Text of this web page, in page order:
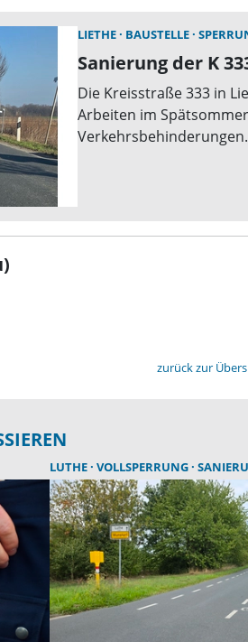
LIETHE BAUSTELLE
Sanierung der K
Die Kreisstraße 333 in
Arbeiten im
zurück zur
LUTHE VOLLSPERRUNG